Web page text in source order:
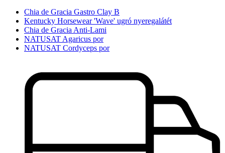
Chia de Gracia Gastro Clay B
Kentucky Horsewear 'Wave' ugró nyeregalátét
Chia de Gracia Anti-Lami
NATUSAT Agaricus por
NATUSAT Cordyceps por